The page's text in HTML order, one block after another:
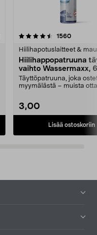
1560
Hiilihapotuslaitteet &
Hiilihappopatruuna
vaihto Wassermaxx,
Täyttöpatruuna, joka
myymälästä – muista
3,00
Lisää ostoskoriin
4.5viidestä